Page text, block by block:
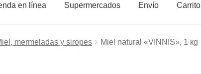
en línea Supermercados Envío Carrito
mermeladas y siropes Miel natural «VINNIS», 1 кg